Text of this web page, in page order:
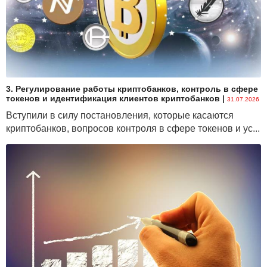
налогом под доходами по операциям с токенами
признаются любые виды доходов, в том числе
полученные от майнинга, обмена токенов на иные
токены, отчуждения за белорусские рубли,
иностранную валюту, электронные деньги.
Справочно
Учитывая положенияподпункта 2.6пункта 2
статьи 13 НК, определяющие для целей
налогообложения понятие доход, как
у резидентов ПВТ, так и на зарубежных торговых
площадках, не влечет получение дохода.
Например:
3. Регулирование работы криптобанков, контроль в сфере
токенов и идентификация клиентов криптобанков | 31.07.2026
Вступили в силу постановления, которые касаются
криптобанков, вопросов контроля в сфере токенов и ус...